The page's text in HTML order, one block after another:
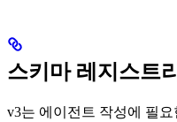
스키마 레지스트리
v3는 에이전트 작성에 필요